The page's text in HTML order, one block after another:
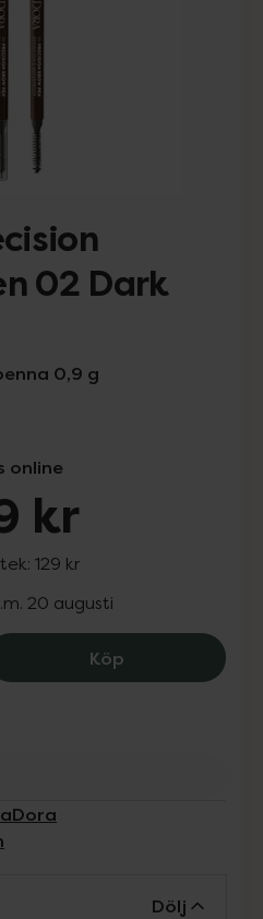
02 Dark
0,9 g
online
kr
129 kr
20 augusti
KöpIsadora
Dölj